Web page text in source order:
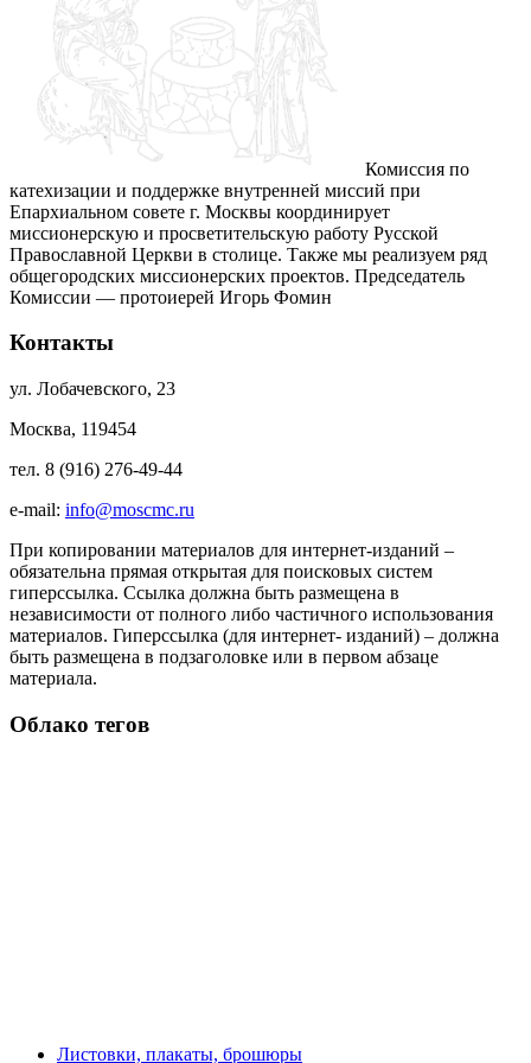
Комиссия по
катехизации и поддержке внутренней миссий при
Епархиальном совете г. Москвы координирует
миссионерскую и просветительскую работу Русской
Православной Церкви в столице. Также мы реализуем ряд
общегородских миссионерских проектов. Председатель
Комиссии — протоиерей Игорь Фомин
Контакты
ул. Лобачевского, 23
Москва, 119454
тел. 8 (916) 276-49-44
e-mail: info@moscmc.ru
При копировании материалов для интернет-изданий –
обязательна прямая открытая для поисковых систем
гиперссылка. Ссылка должна быть размещена в
независимости от полного либо частичного использования
материалов. Гиперссылка (для интернет- изданий) – должна
быть размещена в подзаголовке или в первом абзаце
материала.
Облако тегов
Листовки, плакаты, брошюры